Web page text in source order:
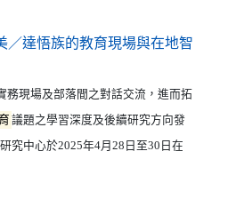
／達悟族的教育現場與在地智
現場及部落間之對話交流，進而拓
議題之學習深度及後續研究方向發
研究中心於2025年4月28日至30日在